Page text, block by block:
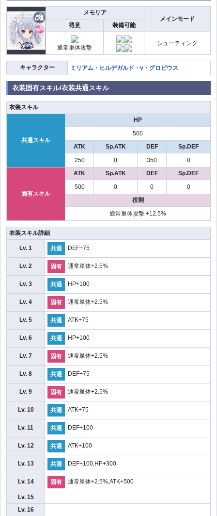
メモリア
メインモード
得意
装備可能
通常単体攻撃
シューティング
キャラクター ミリアム・ヒルデガルド・v・グロピウス
衣装固有スキル/衣装共通スキル
衣装スキル
共通スキル
HP
500
ATK
Sp.ATK DEF
Sp.DEF
250
0 350 0
固有スキル
ATK Sp.ATK DEF
Sp.DEF
500
0 0
0
役割
通常単体攻撃 +12.5%
衣装スキル詳細
Lv. 1 共通 DEF+75
Lv. 2 固有 通常単体+2.5%
Lv. 3 共通 HP+100
Lv. 4 固有 通常単体+2.5%
Lv. 5 共通 ATK+75
Lv. 6 共通 HP+100
Lv. 7 固有 通常単体+2.5%
Lv. 8 共通 DEF+75
Lv. 9 固有 通常単体+2.5%
Lv. 10 共通 ATK+75
Lv. 11 共通 DEF+100
Lv. 12 共通 ATK+100
Lv. 13 共通 DEF+100,HP+300
Lv. 14 固有 通常単体+2.5%,ATK+500
Lv. 15
Lv. 16